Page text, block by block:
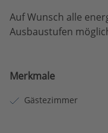
Auf Wunsch alle
Ausbaustufen
Merkmale
Gästezimmer